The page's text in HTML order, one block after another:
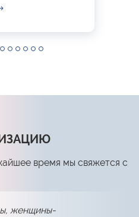
время мы свяжется с
женщины-